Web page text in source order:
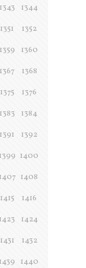
1343
1344
1351
1352
1359
1360
1367
1368
1375
1376
1383
1384
1391
1392
1399 1400
1407 1408
1415
1416
1423
1424
1431
1432
1439
1440